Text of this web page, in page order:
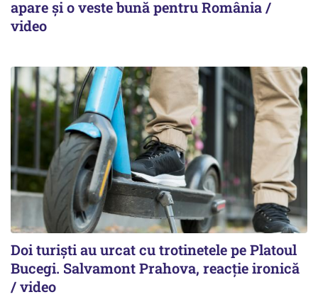
apare și o veste bună pentru România /
video
Doi turiști au urcat cu trotinetele pe Platoul
Bucegi. Salvamont Prahova, reacție ironică
/ video